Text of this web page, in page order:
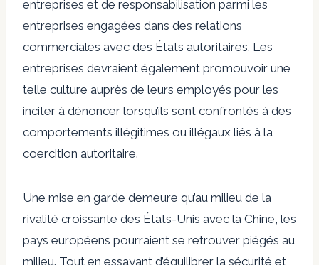
entreprises et de responsabilisation parmi les
entreprises engagées dans des relations
commerciales avec des États autoritaires. Les
entreprises devraient également promouvoir une
telle culture auprès de leurs employés pour les
inciter à dénoncer lorsqu’ils sont confrontés à des
comportements illégitimes ou illégaux liés à la
coercition autoritaire.
Une mise en garde demeure qu’au milieu de la
rivalité croissante des États-Unis avec la Chine, les
pays européens pourraient se retrouver piégés au
milieu. Tout en essayant d’équilibrer la sécurité et